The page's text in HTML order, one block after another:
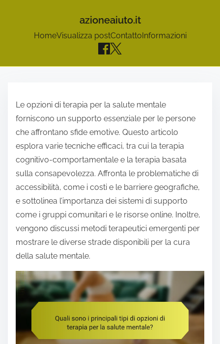
azioneaiuto.it
HomeVisualizza postContattoInformazioni
Le opzioni di terapia per la salute mentale
forniscono un supporto essenziale per le persone
che affrontano sfide emotive. Questo articolo
esplora varie tecniche efficaci, tra cui la terapia
cognitivo-comportamentale e la terapia basata
sulla consapevolezza. Affronta le problematiche di
accessibilità, come i costi e le barriere geografiche,
e sottolinea l’importanza dei sistemi di supporto
come i gruppi comunitari e le risorse online. Inoltre,
vengono discussi metodi terapeutici emergenti per
mostrare le diverse strade disponibili per la cura
della salute mentale.